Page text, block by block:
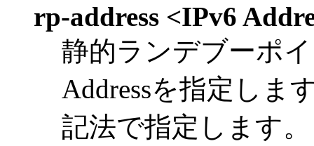
rp-address <IPv6
静的ランデブーポ
Addressを指定しま
記法で指定します。